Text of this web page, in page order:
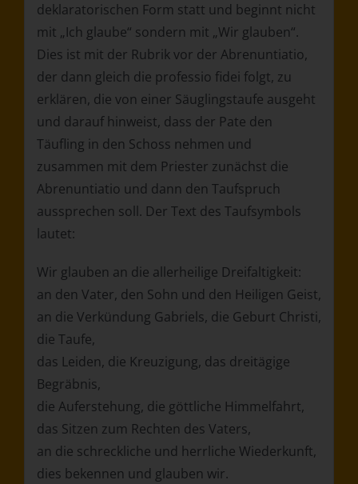
deklaratorischen Form statt und beginnt nicht
mit „Ich glaube“ sondern mit „Wir glauben“.
Dies ist mit der Rubrik vor der Abrenuntiatio,
der dann gleich die professio fidei folgt, zu
erklären, die von einer Säuglingstaufe ausgeht
und darauf hinweist, dass der Pate den
Täufling in den Schoss nehmen und
zusammen mit dem Priester zunächst die
Abrenuntiatio und dann den Taufspruch
aussprechen soll. Der Text des Taufsymbols
lautet:
Wir glauben an die allerheilige Dreifaltigkeit:
an den Vater, den Sohn und den Heiligen Geist,
an die Verkündung Gabriels, die Geburt Christi,
die Taufe,
das Leiden, die Kreuzigung, das dreitägige
Begräbnis,
die Auferstehung, die göttliche Himmelfahrt,
das Sitzen zum Rechten des Vaters,
an die schreckliche und herrliche Wiederkunft,
dies bekennen und glauben wir.